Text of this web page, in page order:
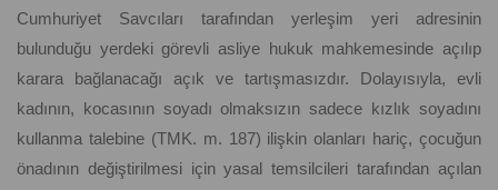
Cumhuriyet Savcıları tarafından yerleşim yeri adresinin
bulunduğu yerdeki görevli asliye hukuk mahkemesinde açılıp
karara bağlanacağı açık ve tartışmasızdır. Dolayısıyla, evli
kadının, kocasının soyadı olmaksızın sadece kızlık soyadını
kullanma talebine (TMK. m. 187) ilişkin olanları hariç, çocuğun
önadının değiştirilmesi için yasal temsilcileri tarafından açılan